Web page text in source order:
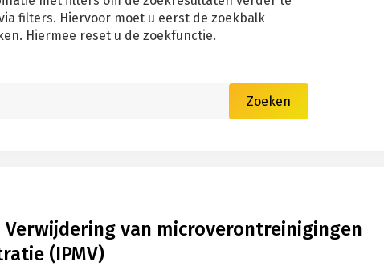
filters. Hiervoor moet u eerst de zoekbalk
Hiermee reset u de zoekfunctie.
Verwijdering van microverontreinigingen
(IPMV)